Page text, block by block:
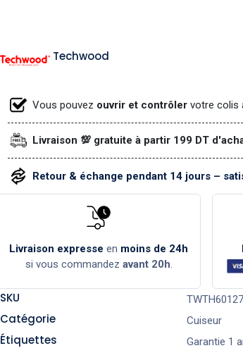
Techwood
Vous pouvez ouvrir et contrôler votre colis
Livraison 💯 gratuite à partir 199 DT
Retour & échange pendant 14 jours –
Livraison expresse en moins de 24h
si vous commandez avant 20h.
SKU TWTH60127
Catégorie Cuiseur
Étiquettes Garantie 1